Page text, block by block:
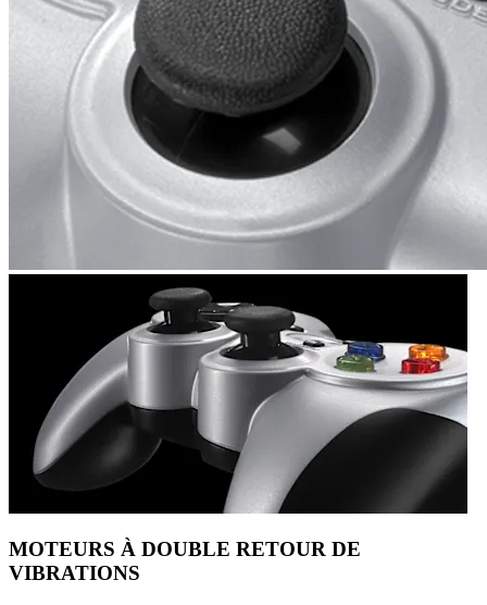
MOTEURS À DOUBLE RETOUR DE
VIBRATIONS